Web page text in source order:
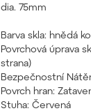
dia. 75mm
Barva skla: hnědá
Povrchová úprava
strana)
Bezpečnostní
Povrch hran:
Stuha: Červená